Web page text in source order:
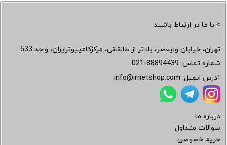
> با ما در ارتباط باشید
تهران، خیابان ولیعصر، بالاتر از طالقانی، مرکزکامپیوترایران، واحد 533
شماره تماس: 021-88894439
آدرس ایمیل: info@irnetshop.com
درباره ما
سوالات متداول
حریم خصوصی